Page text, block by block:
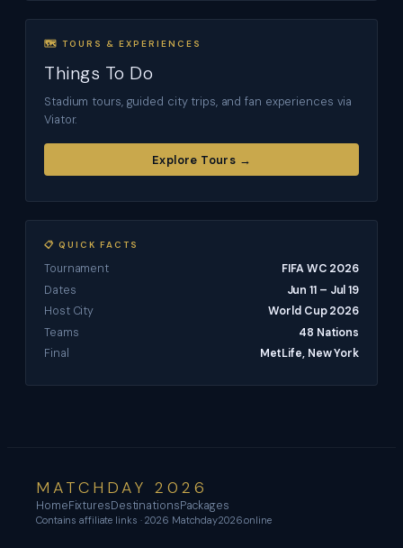
🗺 TOURS & EXPERIENCES
Things To Do
Stadium tours, guided city trips, and fan experiences via
Viator.
Explore Tours →
📋 QUICK FACTS
Tournament
FIFA WC 2026
Dates
Jun 11 – Jul 19
Host City
World Cup 2026
Teams
48 Nations
Final
MetLife, New York
MATCHDAY 2026
HomeFixturesDestinationsPackages
Contains affiliate links · 2026 Matchday2026.online